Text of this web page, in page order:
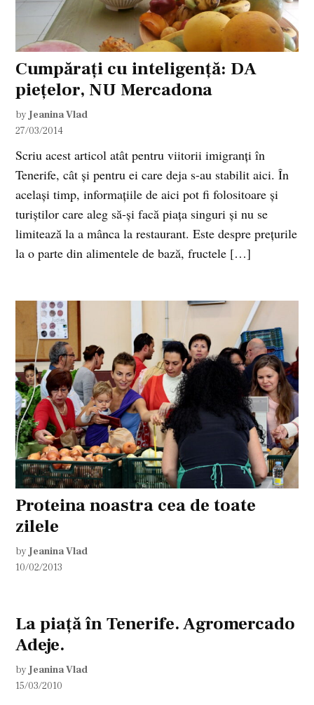
Cumpărați cu inteligență: DA
piețelor, NU Mercadona
by Jeanina Vlad
27/03/2014
Scriu acest articol atât pentru viitorii imigranți în
Tenerife, cât și pentru ei care deja s-au stabilit aici. În
același timp, informațiile de aici pot fi folositoare și
turiștilor care aleg să-și facă piața singuri și nu se
limitează la a mânca la restaurant. Este despre prețurile
la o parte din alimentele de bază, fructele […]
Proteina noastra cea de toate
zilele
by Jeanina Vlad
10/02/2013
La piaţă în Tenerife. Agromercado
Adeje.
by Jeanina Vlad
15/03/2010